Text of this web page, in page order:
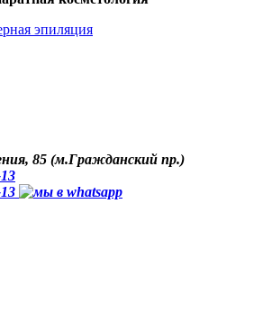
эпиляция
85 (м.Гражданский пр.)